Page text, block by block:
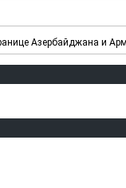
Азербайджана и